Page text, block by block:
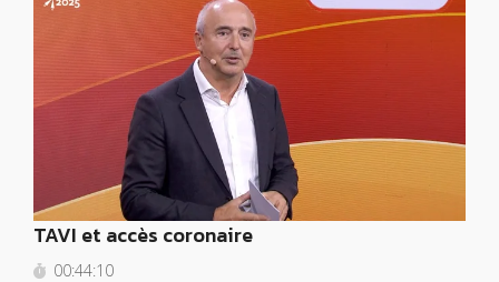
TAVI et accès coronaire
00:44:10